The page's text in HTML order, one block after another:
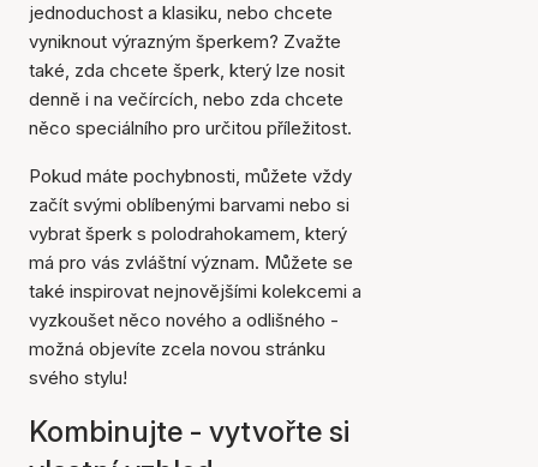
jednoduchost a klasiku, nebo chcete
vyniknout výrazným šperkem? Zvažte
také, zda chcete šperk, který lze nosit
denně i na večírcích, nebo zda chcete
něco speciálního pro určitou příležitost.
Pokud máte pochybnosti, můžete vždy
začít svými oblíbenými barvami nebo si
vybrat šperk s polodrahokamem, který
má pro vás zvláštní význam. Můžete se
také inspirovat nejnovějšími kolekcemi a
vyzkoušet něco nového a odlišného -
možná objevíte zcela novou stránku
svého stylu!
Kombinujte - vytvořte si